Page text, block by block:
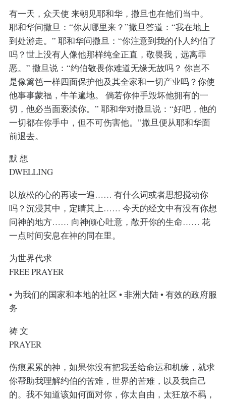
有一天，众天使 来朝见耶和华，撒旦也在他们当中。
耶和华问撒旦：“你从哪里来？”撒旦答道：“我在地上
到处游走。” 耶和华问撒旦：“你注意到我的仆人约伯了
吗？世上没有人像他那样纯全正直，敬畏我，远离罪
恶。” 撒旦说：“约伯敬畏你难道无缘无故吗？ 你岂不
是像篱笆一样四面保护他及其全家和一切产业吗？你使
他事事蒙福，牛羊遍地。 倘若你伸手毁坏他拥有的一
切，他必当面亵渎你。” 耶和华对撒旦说：“好吧，他的
一切都在你手中，但不可伤害他。”撒旦便从耶和华面
前退去。
默 想
DWELLING
以放松的心的再读一遍…… 有什么词或者思想搅动你
吗？沉浸其中，定睛其上…… 今天的经文中有没有你想
问神的地方…… 向神倾心吐意，敞开你的生命…… 花
一点时间安息在神的同在里。
为世界代求
FREE PRAYER
• 为我们的国家和本地的社区 • 非洲大陆 • 有效的政府服
务
祷 文
PRAYER
伤痕累累的神，如果你没有把我丢给命运和机缘，就求
你帮助我理解约伯的苦难，世界的苦难，以及我自己
的。我不知道该如何面对你，你太自由，太狂放不羁，